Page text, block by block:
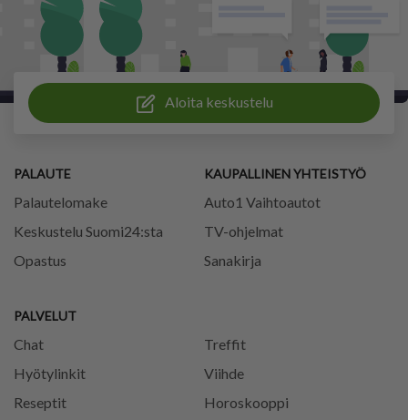
Aloita keskustelu
PALAUTE
Palautelomake
Keskustelu Suomi24:sta
Opastus
PALVELUT
Chat
Treffit
Hyötylinkit
Viihde
Reseptit
Horoskooppi
KAUPALLINEN YHTEISTYÖ
Auto1 Vaihtoautot
TV-ohjelmat
Sanakirja